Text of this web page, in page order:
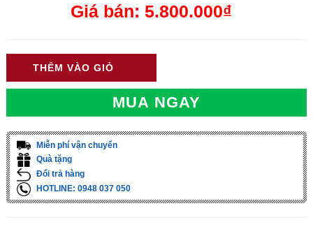
Giá bán: 5.800.000₫
THÊM VÀO GIỎ
MUA NGAY
Miễn phí vận chuyển
Quà tặng
Đổi trả hàng
HOTLINE: 0948 037 050